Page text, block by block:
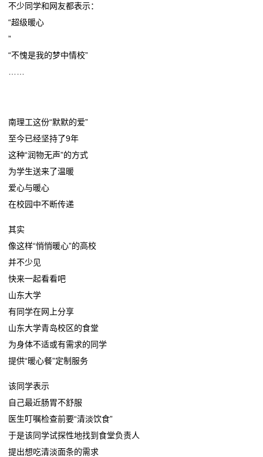
不少同学和网友都表示：
“超级暖心
”
“不愧是我的梦中情校”
南理工这份“默默的爱”
至今已经坚持了9年
这种“润物无声”的方式
为学生送来了温暖
爱心与暖心
在校园中不断传递
其实
像这样“悄悄暖心”的高校
并不少见
️快来一起看看吧️
山东大学
有同学在网上分享
山东大学青岛校区的食堂
为身体不适或有需求的同学
提供“暖心餐”定制服务
该同学表示
自己最近肠胃不舒服
医生叮嘱检查前要“清淡饮食”
于是该同学试探性地找到食堂负责人
提出想吃清淡面条的需求